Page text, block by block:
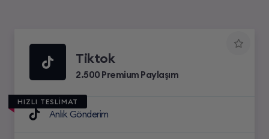
Tiktok
2.500 Premium Paylaşım
HIZLI TESLİMAT
Anlık Gönderim